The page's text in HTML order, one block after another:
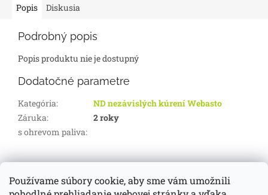
Používame súbory cookie, aby sme vám umožnili
Popis Diskusia
Podrobný popis
Popis produktu nie je dostupný
Dodatočné parametre
Kategória:
ND nezávislých kúrení Webasto
Záruka:
2 roky
s ohrevom paliva:
Z
d-servis.sk webasto.sk eberspächer.sk